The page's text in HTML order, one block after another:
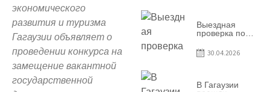
экономического
развития и туризма
Гагаузии объявляет о
проведении конкурса на
замещение вакантной
государственной
Выездная
проверка по
соблюдения
условий
грантов
30.04.2026
В Гагаузии